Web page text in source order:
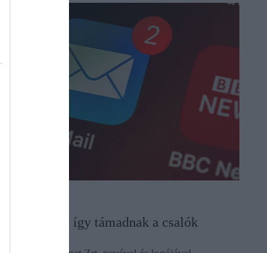
a Díjnettől, így támadnak a csalók